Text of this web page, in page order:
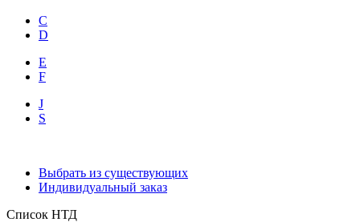
C
D
E
F
J
S
Выбрать из существующих
Индивидуальный заказ
Список НТД